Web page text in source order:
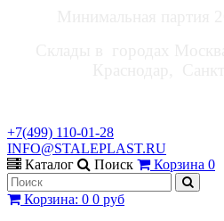
+7(499) 110-01-28
INFO@STALEPLAST.RU
Каталог
Поиск Корзина 0
Корзина: 0 0 руб